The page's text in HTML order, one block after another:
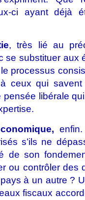
ci ayant déjà
, très lié au
se substituer aux
processus
ceux qui
libérale
s’ils ne
de son
ou contrôler des
à un autre ?
fiscaux